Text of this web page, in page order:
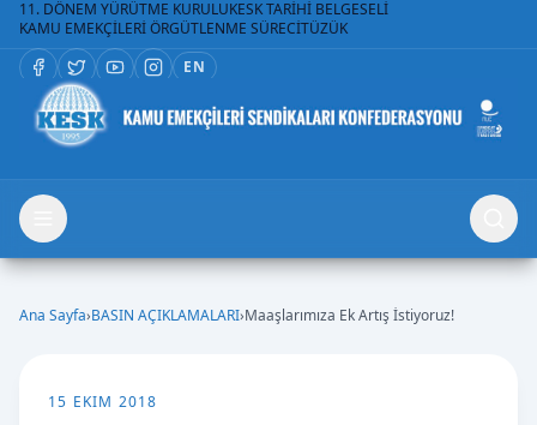
11. DÖNEM YÜRÜTME KURULUKESK TARİHİ BELGESELİ
KAMU EMEKÇİLERİ ÖRGÜTLENME SÜRECİTÜZÜK
EN
Ana Sayfa›BASIN AÇIKLAMALARI›Maaşlarımıza Ek Artış İstiyoruz!
15 EKIM 2018